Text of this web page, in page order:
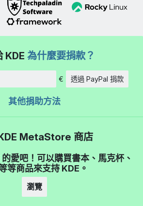
KDE 為什麼要捐款？
€ 透過 PayPal 捐款
其他捐助方法
MetaStore 商店
愛吧！可以購買書本、馬克杯、
等商品來支持 KDE。
瀏覽